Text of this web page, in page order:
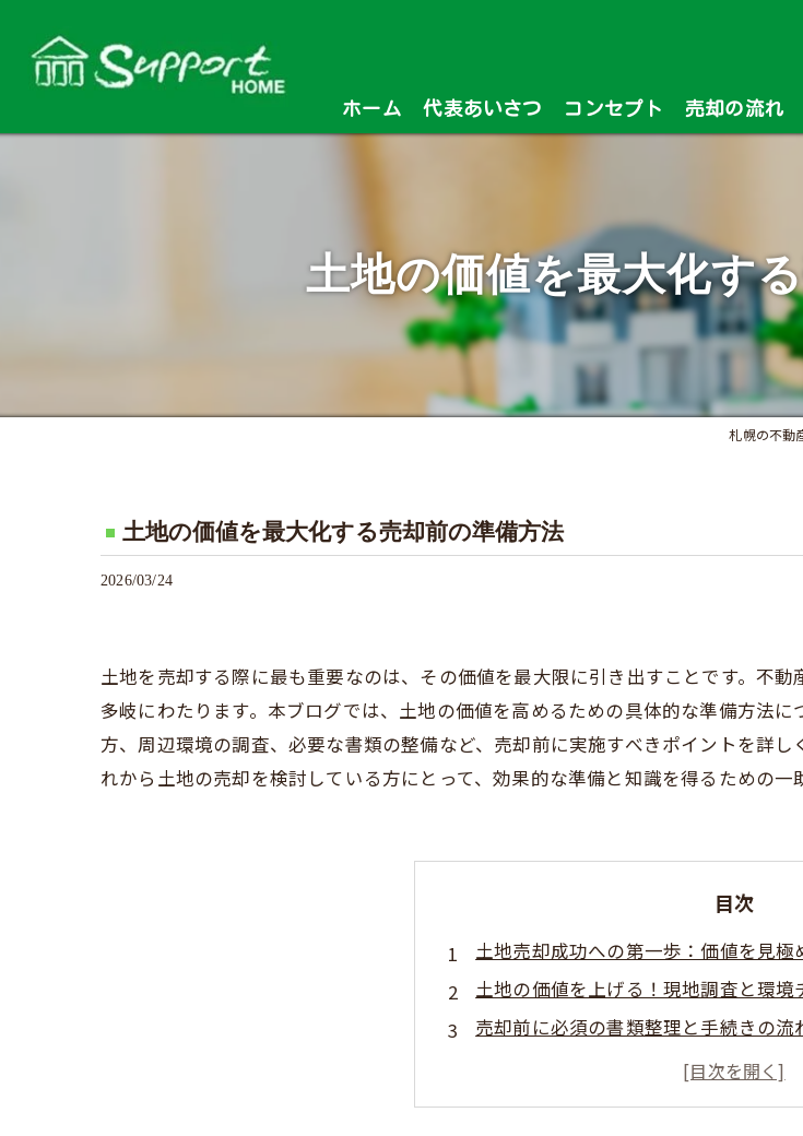
ホーム 代表あいさつ コンセプト 売却の流れ
土地の価値を最大化す
札幌の不動
土地の価値を最大化する売却前の準備方法
2026/03/24
土地を売却する際に最も重要なのは、その価値を最大限に引き出すことです。不
多岐にわたります。本ブログでは、土地の価値を高めるための具体的な準備方法
方、周辺環境の調査、必要な書類の整備など、売却前に実施すべきポイントを詳
れから土地の売却を検討している方にとって、効果的な準備と知識を得るための一
目次
土地売却成功への第一歩：価値を見極
土地の価値を上げる！現地調査と環境
売却前に必須の書類整理と手続きの流
効果的な改善策で土地の魅力アップ！
満足のいく価格で売却完了！準備か